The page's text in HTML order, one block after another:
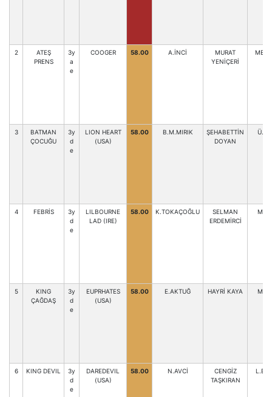
2
ATEŞ
PRENS
3y
a
e
COOGER 58.00 A.İNCİ
MURAT
YENİÇERİ
3
BATMAN
ÇOCUĞU
3y
d
e
LION HEART
(USA)
58.00 B.M.MIRIK
ŞEHABETTİN
DOYAN
4 FEBRİS
3y
d
e
LILBOURNE
LAD (IRE)
58.00 K.TOKAÇOĞLU
SELMAN
ERDEMİRCİ
5
KING
ÇAĞDAŞ
3y
d
e
EUPRHATES
(USA)
58.00 E.AKTUĞ HAYRİ KAYA
6 KING DEVIL
3y
d
e
DAREDEVIL
(USA)
58.00 N.AVCİ
CENGİZ
TAŞKIRAN